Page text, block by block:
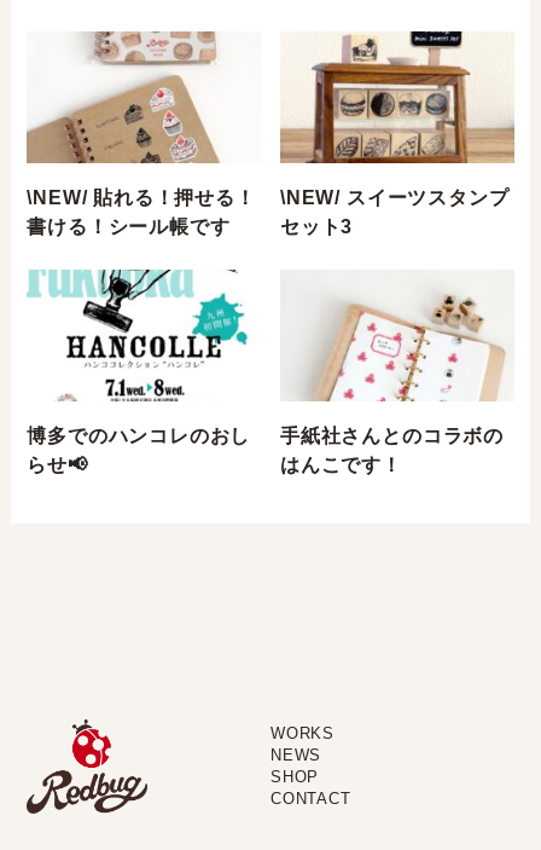
\NEW/ 貼れる！押せる！
書ける！シール帳です
\NEW/ スイーツスタンプ
セット3⁣
博多でのハンコレのおし
らせ📢
手紙社さんとのコラボの
はんこです！⁣
WORKS
NEWS
SHOP
CONTACT